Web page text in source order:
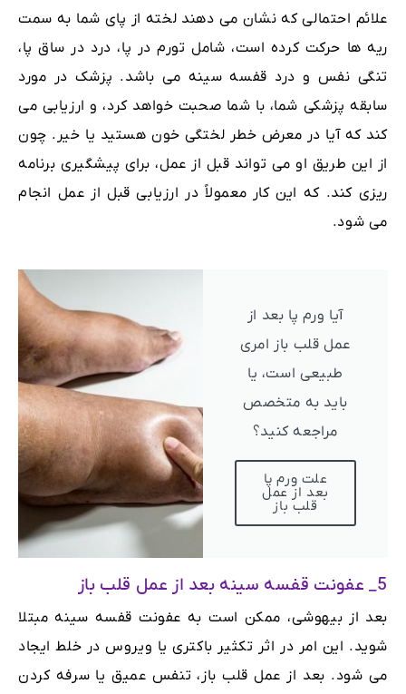
علائم احتمالی که نشان می دهند لخته از پای شما به سمت
ریه ها حرکت کرده است، شامل تورم در پا، درد در ساق پا،
تنگی نفس و درد قفسه سینه می باشد. پزشک در مورد
سابقه پزشکی شما، با شما صحبت خواهد کرد، و ارزیابی می
کند که آیا در معرض خطر لختگی خون هستید یا خیر. چون
از این طریق او می تواند قبل از عمل، برای پیشگیری برنامه
ریزی کند. که این کار معمولاً در ارزیابی قبل از عمل انجام
می شود.
آیا ورم پا بعد از
عمل قلب باز امری
طبیعی است، یا
باید به متخصص
مراجعه کنید؟
علت ورم پا
بعد از عمل
قلب باز
5_ عفونت قفسه سینه بعد از عمل قلب باز
بعد از بیهوشی، ممکن است به عفونت قفسه سینه مبتلا
شوید. این امر در اثر تکثیر باکتری یا ویروس در خلط ایجاد
می شود. بعد از عمل قلب باز، تنفس عمیق یا سرفه کردن